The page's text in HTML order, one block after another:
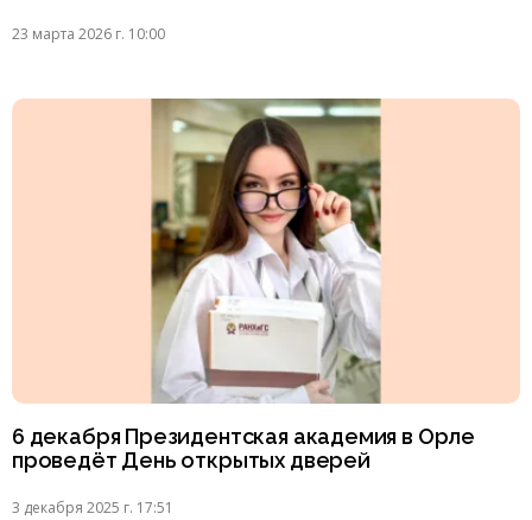
23 марта 2026 г. 10:00
6 декабря Президентская академия в Орле
проведёт День открытых дверей
3 декабря 2025 г. 17:51